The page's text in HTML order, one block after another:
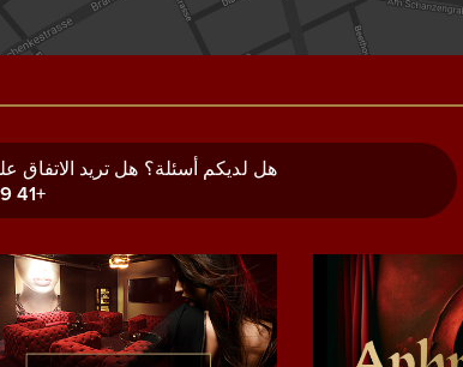
هل لديكم أسئلة؟ هل تريد
+41 79 858 80 02